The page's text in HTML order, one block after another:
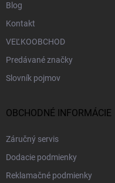
Blog
Kontakt
VEĽKOOBCHOD
Predávané značky
Slovník pojmov
OBCHODNÉ INFORMÁCIE
Záručný servis
Dodacie podmienky
Reklamačné podmienky